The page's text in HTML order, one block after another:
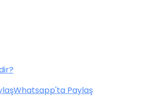
Whatsapp'ta Paylaş